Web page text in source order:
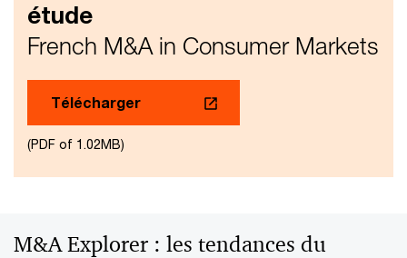
étude
French M&A in Consumer Markets
Télécharger
(PDF of 1.02MB)
M&A Explorer : les tendances du